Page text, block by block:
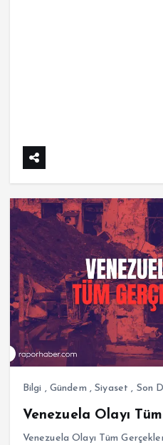
Bilgi , Gündem ,Siyaset , Son
Venezuela Olayı
Venezuela Olayı Tüm